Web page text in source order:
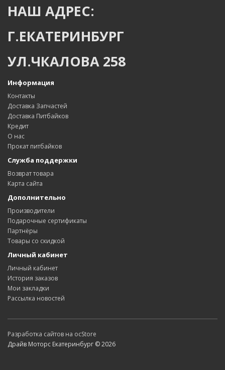
НАШ АДРЕС:
Г.ЕКАТЕРИНБУРГ
УЛ.ЧКАЛОВА 258
Информация
Контакты
Доставка Запчастей
Доставка Питбайков
Кредит
О нас
Прокат питбайков
Служба поддержки
Возврат товара
Карта сайта
Дополнительно
Производители
Подарочные сертификаты
Партнёры
Товары со скидкой
Личный кабинет
Личный кабинет
История заказов
Мои закладки
Рассылка новостей
Разработка сайтов на ocStore
Драйв Моторс Екатеринбург © 2026